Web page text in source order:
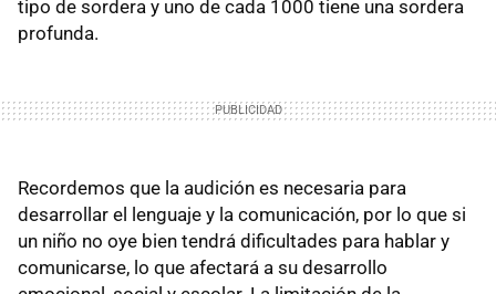
tipo de sordera y uno de cada 1000 tiene una sordera
profunda.
Recordemos que la audición es necesaria para
desarrollar el lenguaje y la comunicación, por lo que si
un niño no oye bien tendrá dificultades para hablar y
comunicarse, lo que afectará a su desarrollo